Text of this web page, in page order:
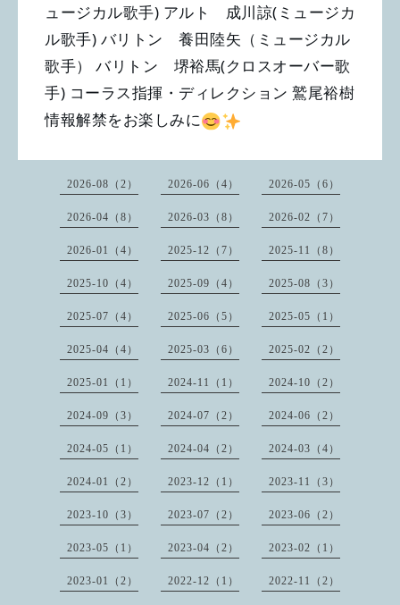
ュージカル歌手) アルト 成川諒(ミュージカ
ル歌手) バリトン 養田陸矢（ミュージカル
歌手） バリトン 堺裕馬(クロスオーバー歌
手) コーラス指揮・ディレクション 鷲尾裕樹
情報解禁をお楽しみに
2026-08（2） 2026-06（4） 2026-05（6）
2026-04（8） 2026-03（8） 2026-02（7）
2026-01（4） 2025-12（7） 2025-11（8）
2025-10（4） 2025-09（4） 2025-08（3）
2025-07（4） 2025-06（5） 2025-05（1）
2025-04（4） 2025-03（6） 2025-02（2）
2025-01（1） 2024-11（1） 2024-10（2）
2024-09（3） 2024-07（2） 2024-06（2）
2024-05（1） 2024-04（2） 2024-03（4）
2024-01（2） 2023-12（1） 2023-11（3）
2023-10（3） 2023-07（2） 2023-06（2）
2023-05（1） 2023-04（2） 2023-02（1）
2023-01（2） 2022-12（1） 2022-11（2）